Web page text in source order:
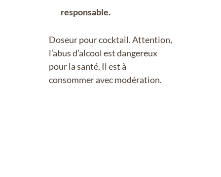
responsable.
Doseur pour cocktail. Attention,
l’abus d’alcool est dangereux
pour la santé. Il est à
consommer avec modération.